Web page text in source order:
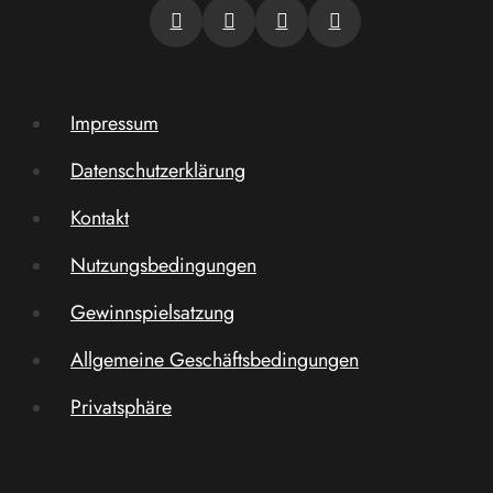
Impressum
Datenschutzerklärung
Kontakt
Nutzungsbedingungen
Gewinnspielsatzung
Allgemeine Geschäftsbedingungen
Privatsphäre